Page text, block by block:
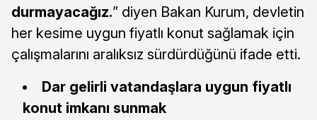
durmayacağız.” diyen Bakan Kurum, devletin
her kesime uygun fiyatlı konut sağlamak için
çalışmalarını aralıksız sürdürdüğünü ifade etti.
Dar gelirli vatandaşlara uygun fiyatlı
konut imkanı sunmak